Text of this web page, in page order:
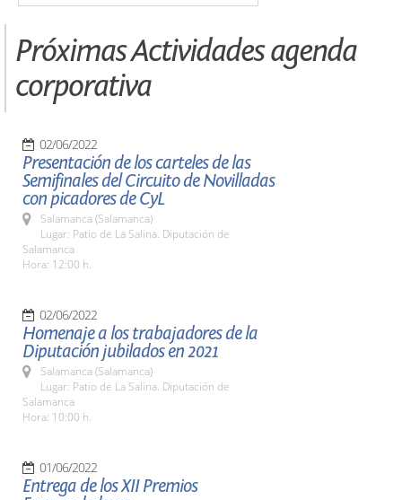
Próximas Actividades agenda
corporativa
02/06/2022
Presentación de los carteles de las
Semifinales del Circuito de Novilladas
con picadores de CyL
Salamanca (Salamanca)
Lugar: Patio de La Salina. Diputación de
Salamanca
Hora: 12:00 h.
02/06/2022
Homenaje a los trabajadores de la
Diputación jubilados en 2021
Salamanca (Salamanca)
Lugar: Patio de La Salina. Diputación de
Salamanca
Hora: 10:00 h.
01/06/2022
Entrega de los XII Premios